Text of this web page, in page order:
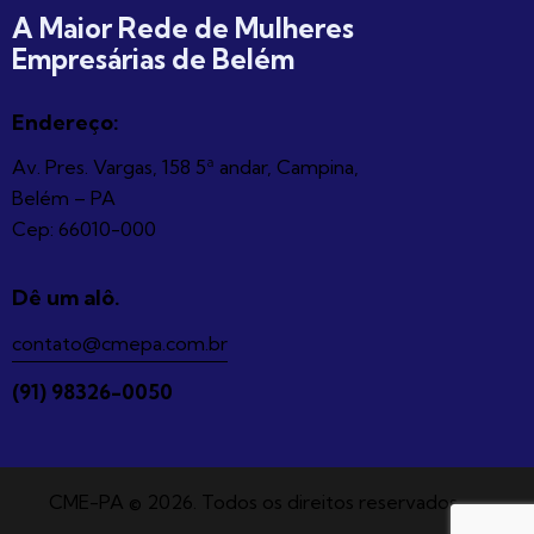
A Maior Rede de Mulheres
Empresárias de Belém
Endereço:
Av. Pres. Vargas, 158 5ª andar, Campina,
Belém – PA
Cep: 66010-000
Dê um alô.
contato@cmepa.com.br
(91) 98326-0050
CME-PA © 2026. Todos os direitos reservados.